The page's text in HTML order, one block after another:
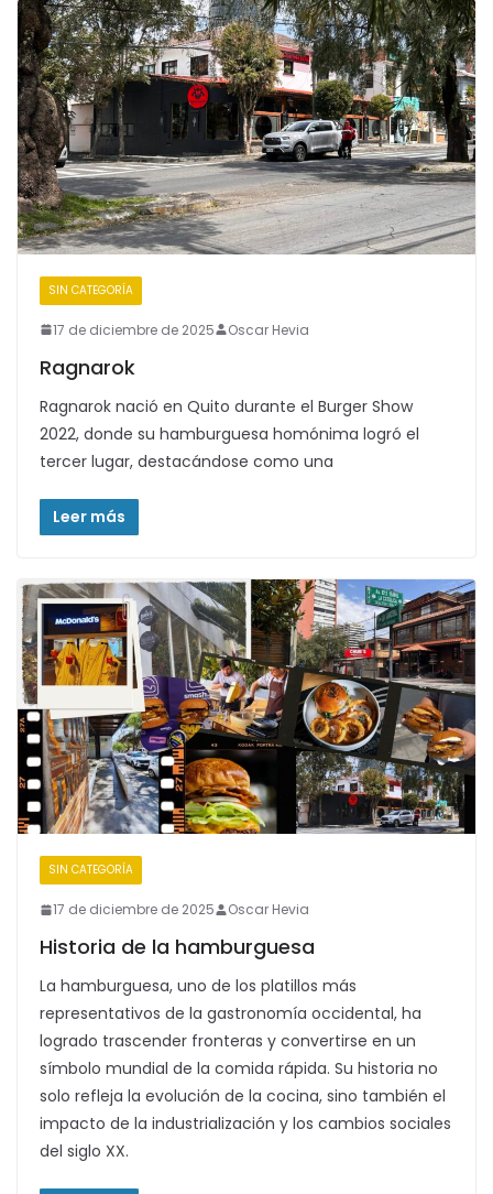
SIN CATEGORÍA
17 de diciembre de 2025 Oscar Hevia
Ragnarok
Ragnarok nació en Quito durante el Burger Show
2022, donde su hamburguesa homónima logró el
tercer lugar, destacándose como una
Leer más
SIN CATEGORÍA
17 de diciembre de 2025 Oscar Hevia
Historia de la hamburguesa
La hamburguesa, uno de los platillos más
representativos de la gastronomía occidental, ha
logrado trascender fronteras y convertirse en un
símbolo mundial de la comida rápida. Su historia no
solo refleja la evolución de la cocina, sino también el
impacto de la industrialización y los cambios sociales
del siglo XX.